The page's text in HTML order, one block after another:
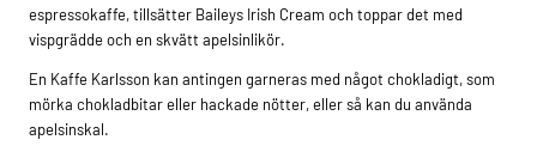
espressokaffe, tillsätter Baileys Irish Cream och toppar det med
vispgrädde och en skvätt apelsinlikör.
En Kaffe Karlsson kan antingen garneras med något chokladigt, som
mörka chokladbitar eller hackade nötter, eller så kan du använda
apelsinskal.